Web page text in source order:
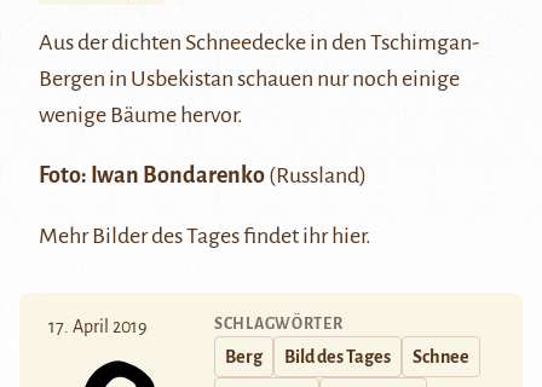
Aus der dichten Schneedecke in den Tschimgan-
Bergen in Usbekistan schauen nur noch einige
wenige Bäume hervor.
Foto: Iwan Bondarenko (Russland)
Mehr Bilder des Tages findet ihr hier.
17. April 2019 SCHLAGWÖRTER
Berg Bild des Tages Schnee